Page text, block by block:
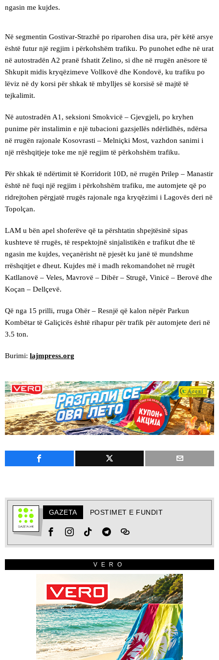
ngasin me kujdes.
Në segmentin Gostivar-Strazhë po riparohen disa ura, për këtë arsye
është futur një regjim i përkohshëm trafiku. Po punohet edhe në urat
në autostradën A2 pranë fshatit Zelino, si dhe në rrugën anësore të
Shkupit midis kryqëzimeve Vollkovë dhe Kondovë, ku trafiku po
lëviz në dy korsi për shkak të mbylljes së korsisë së majtë të
tejkalimit.
Në autostradën A1, seksioni Smokvicë – Gjevgjeli, po kryhen
punime për instalimin e një tubacioni gazsjellës ndërlidhës, ndërsa
në rrugën rajonale Kosovrasti – Melniçki Most, vazhdon sanimi i
një rrëshqitjeje toke me një regjim të përkohshëm trafiku.
Për shkak të ndërtimit të Korridorit 10D, në rrugën Prilep – Manastir
është në fuqi një regjim i përkohshëm trafiku, me automjete që po
ridrejtohen përgjatë rrugës rajonale nga kryqëzimi i Lagovës deri në
Topolçan.
LAM u bën apel shoferëve që ta përshtatin shpejtësinë sipas
kushteve të rrugës, të respektojnë sinjalistikën e trafikut dhe të
ngasin me kujdes, veçanërisht në pjesët ku janë të mundshme
rrëshqitjet e dheut. Kujdes më i madh rekomandohet në rrugët
Katllanovë – Veles, Mavrovë – Dibër – Strugë, Vinicë – Berovë dhe
Koçan – Dellçevë.
Që nga 15 prilli, rruga Ohër – Resnjë që kalon nëpër Parkun
Kombëtar të Galiçicës është rihapur për trafik për automjete deri në
3.5 ton.
Burimi: lajmpress.org
GAZETA POSTIMET E FUNDIT
VERO